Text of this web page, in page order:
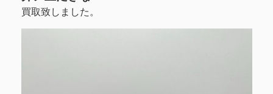
買取致しました。